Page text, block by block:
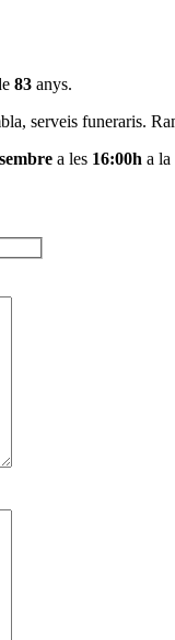
83 anys.
serveis funeraris.
a les 16:00h a la